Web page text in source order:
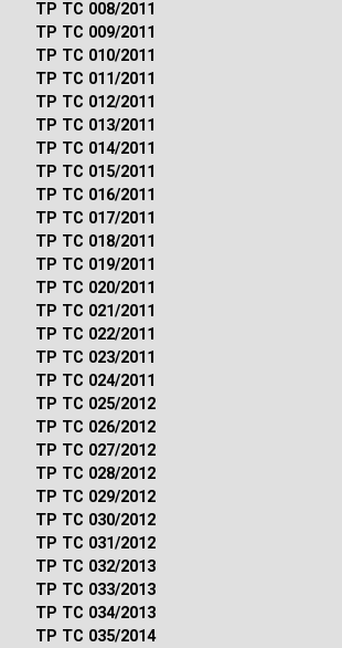
ТР ТС 008/2011
ТР ТС 009/2011
ТР ТС 010/2011
ТР ТС 011/2011
ТР ТС 012/2011
ТР ТС 013/2011
ТР ТС 014/2011
ТР ТС 015/2011
ТР ТС 016/2011
ТР ТС 017/2011
ТР ТС 018/2011
ТР ТС 019/2011
ТР ТС 020/2011
ТР ТС 021/2011
ТР ТС 022/2011
ТР ТС 023/2011
ТР ТС 024/2011
ТР ТС 025/2012
ТР ТС 026/2012
ТР ТС 027/2012
ТР ТС 028/2012
ТР ТС 029/2012
ТР ТС 030/2012
ТР ТС 031/2012
ТР ТС 032/2013
ТР ТС 033/2013
ТР ТС 034/2013
ТР ТС 035/2014